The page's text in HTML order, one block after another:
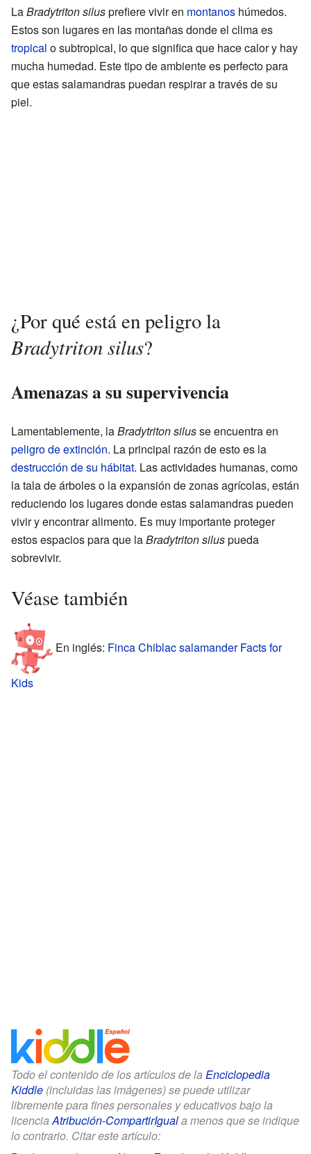
LaBradytriton silusprefiere vivir en montanos húmedos.
Estos son lugares en las montañas donde el clima es
tropical o subtropical, lo que significa que hace calor y hay
mucha humedad. Este tipo de ambiente es perfecto para
que estas salamandras puedan respirar a través de su
piel.
¿Por qué está en peligro la
Bradytriton silus?
Amenazas a su supervivencia
Lamentablemente, laBradytriton silusse encuentra en
peligro de extinción. La principal razón de esto es la
destrucción de su hábitat. Las actividades humanas, como
la tala de árboles o la expansión de zonas agrícolas, están
reduciendo los lugares donde estas salamandras pueden
vivir y encontrar alimento. Es muy importante proteger
estos espacios para que laBradytriton siluspueda
sobrevivir.
Véase también
En inglés: Finca Chiblac salamander Facts for
Kids
Todo el contenido de los artículos de la Enciclopedia
Kiddle (incluidas las imágenes) se puede utilizar
libremente para fines personales y educativos bajo la
licenciaAtribución-CompartirIguala menos que se indique
lo contrario. Citar este artículo: